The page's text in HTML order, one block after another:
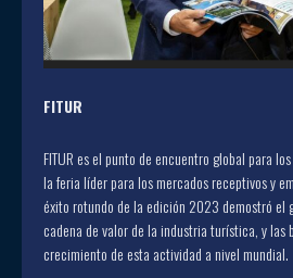
FITUR
FITUR es el punto de encuentro global para
la feria líder para los mercados receptivos y
éxito rotundo de la edición 2023 demostró el
cadena de valor de la industria turística, y las
crecimiento de esta actividad a nivel mundial.